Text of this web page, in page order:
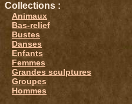
Collections :
Animaux
Bas-relief
Bustes
Danses
Enfants
Femmes
Grandes sculptures
Groupes
Hommes